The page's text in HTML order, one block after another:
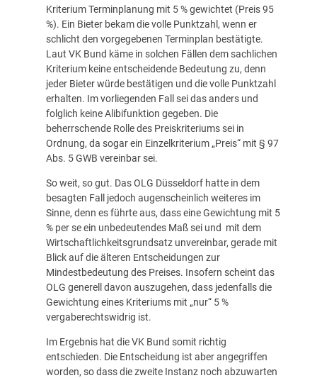
Kriterium Terminplanung mit 5 % gewichtet (Preis 95
%). Ein Bieter bekam die volle Punktzahl, wenn er
schlicht den vorgegebenen Terminplan bestätigte.
Laut VK Bund käme in solchen Fällen dem sachlichen
Kriterium keine entscheidende Bedeutung zu, denn
jeder Bieter würde bestätigen und die volle Punktzahl
erhalten. Im vorliegenden Fall sei das anders und
folglich keine Alibifunktion gegeben. Die
beherrschende Rolle des Preiskriteriums sei in
Ordnung, da sogar ein Einzelkriterium „Preis“ mit § 97
Abs. 5 GWB vereinbar sei.
So weit, so gut. Das OLG Düsseldorf hatte in dem
besagten Fall jedoch augenscheinlich weiteres im
Sinne, denn es führte aus, dass eine Gewichtung mit 5
% per se ein unbedeutendes Maß sei und mit dem
Wirtschaftlichkeitsgrundsatz unvereinbar, gerade mit
Blick auf die älteren Entscheidungen zur
Mindestbedeutung des Preises. Insofern scheint das
OLG generell davon auszugehen, dass jedenfalls die
Gewichtung eines Kriteriums mit „nur“ 5 %
vergaberechtswidrig ist.
Im Ergebnis hat die VK Bund somit richtig
entschieden. Die Entscheidung ist aber angegriffen
worden, so dass die zweite Instanz noch abzuwarten